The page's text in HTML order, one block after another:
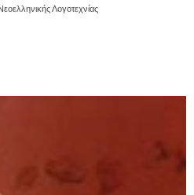
Λογοτεχνίας